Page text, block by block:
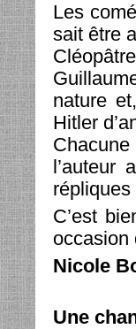
Les
sait être
nature
Hitler
l’auteur
répliques
C’est
occasion
Nicole
Une